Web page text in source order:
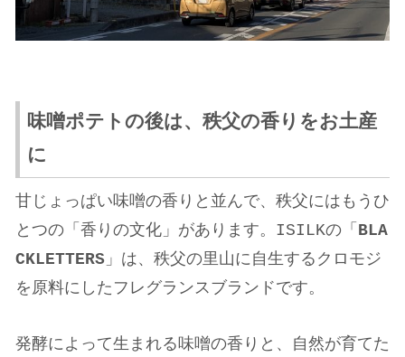
味噌ポテトの後は、秩父の香りをお土産
に
甘じょっぱい味噌の香りと並んで、秩父にはもうひ
とつの「香りの文化」があります。ISILKの「 BLA
CKLETTERS」は、秩父の里山に自生するクロモジ
を原料にしたフレグランスブランドです。
発酵によって生まれる味噌の香りと、自然が育てた